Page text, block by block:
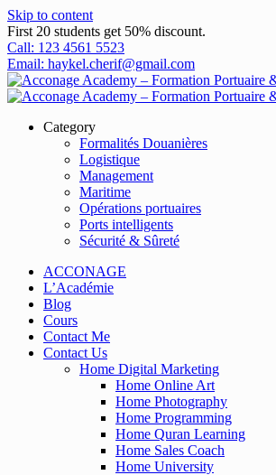
Skip to content
First 20 students get 50% discount.
Call: 123 4561 5523
Email: haykel.cherif@gmail.com
Category
Formalités Douanières
Logistique
Management
Maritime
Opérations portuaires
Ports intelligents
Sécurité & Sûreté
ACCONAGE
L’Académie
Blog
Cours
Contact Me
Contact Us
Home Digital Marketing
Home Online Art
Home Photography
Home Programming
Home Quran Learning
Home Sales Coach
Home University